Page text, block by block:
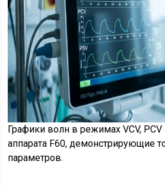
Графики волн в режимах VCV,
аппарата F60, демонстрирующие
параметров.